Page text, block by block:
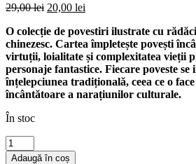
29,00lei Original
was:
29,00 lei.
20,00 lei
is:
20,00 lei.
O colecție de povestiri ilustrate cu
chinezesc. Cartea împletește povești
virtuții, loialitate și complexitatea vieții
personaje fantastice. Fiecare poveste se
înțelepciunea tradițională, ceea ce o
încântătoare a narațiunilor culturale.
În stoc
Cantitate
DeAdaugă în coș